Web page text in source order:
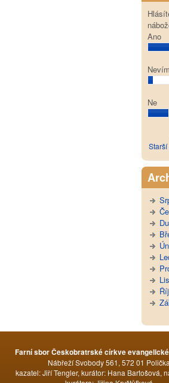
Ano
Nevím
Ne
Starší
Farní sbor Českobratrské církve
Nábřeží Svobody 561, 572 01 Polička
kazatel: Jiří Tengler, kurátor: Hana Bartošová,